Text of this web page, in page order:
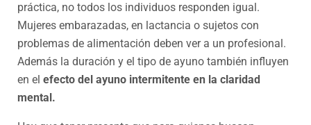
práctica, no todos los individuos responden igual.
Mujeres embarazadas, en lactancia o sujetos con
problemas de alimentación deben ver a un profesional.
Además la duración y el tipo de ayuno también influyen
en el efecto del ayuno intermitente en la claridad
mental.